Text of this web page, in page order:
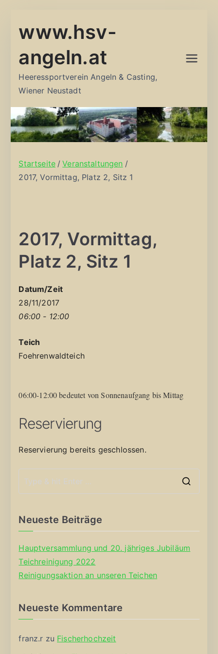
Inhalt
www.hsv-
angeln.at
Heeressportverein Angeln & Casting,
Wiener Neustadt
Startseite
Veranstaltungen
2017, Vormittag, Platz 2, Sitz 1
2017, Vormittag,
Platz 2, Sitz 1
Datum/Zeit
28/11/2017
06:00 - 12:00
Teich
Foehrenwaldteich
06:00-12:00 bedeutet von Sonnenaufgang bis Mittag
Reservierung
Reservierung bereits geschlossen.
Neueste Beiträge
Hauptversammlung und 20. jähriges Jubiläum
Teichreinigung 2022
Reinigungsaktion an unseren Teichen
Neueste Kommentare
franz.r zu Fischerhochzeit